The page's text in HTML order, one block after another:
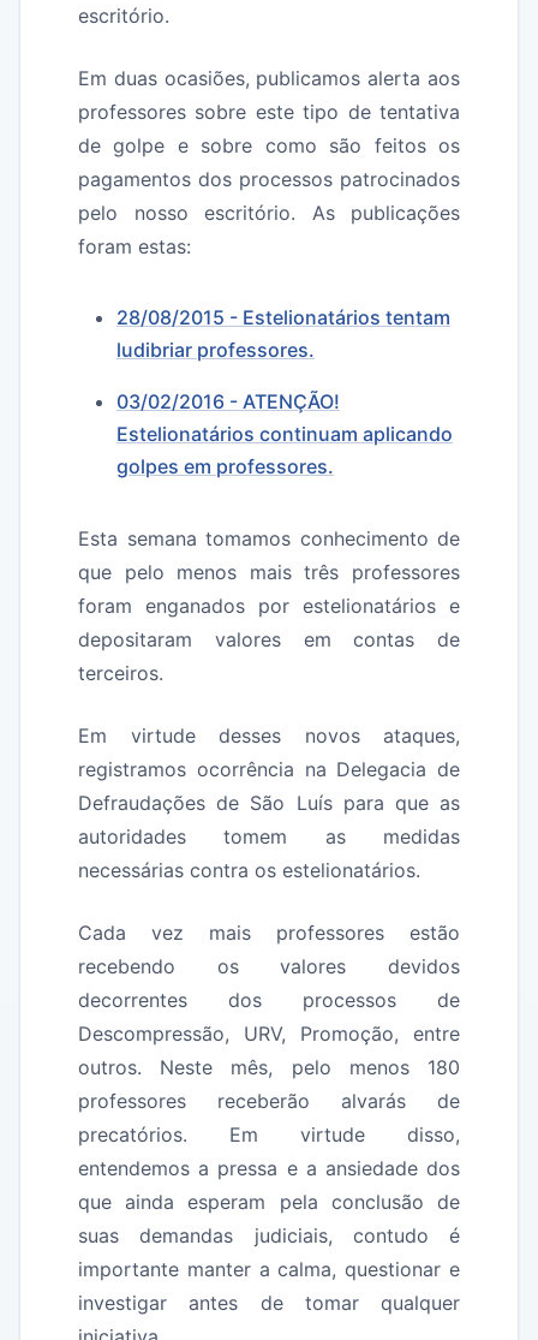
escritório.
Em duas ocasiões, publicamos alerta aos
professores sobre este tipo de tentativa
de golpe e sobre como são feitos os
pagamentos dos processos patrocinados
pelo nosso escritório. As publicações
foram estas:
28/08/2015 - Estelionatários tentam
ludibriar professores.
03/02/2016 - ATENÇÃO!
Estelionatários continuam aplicando
golpes em professores.
Esta semana tomamos conhecimento de
que pelo menos mais três professores
foram enganados por estelionatários e
depositaram valores em contas de
terceiros.
Em virtude desses novos ataques,
registramos ocorrência na Delegacia de
Defraudações de São Luís para que as
autoridades tomem as medidas
necessárias contra os estelionatários.
Cada vez mais professores estão
recebendo os valores devidos
decorrentes dos processos de
Descompressão, URV, Promoção, entre
outros. Neste mês, pelo menos 180
professores receberão alvarás de
precatórios. Em virtude disso,
entendemos a pressa e a ansiedade dos
que ainda esperam pela conclusão de
suas demandas judiciais, contudo é
importante manter a calma, questionar e
investigar antes de tomar qualquer